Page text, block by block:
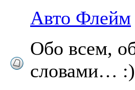
Авто Флейм
Обо всем,
словами… :)